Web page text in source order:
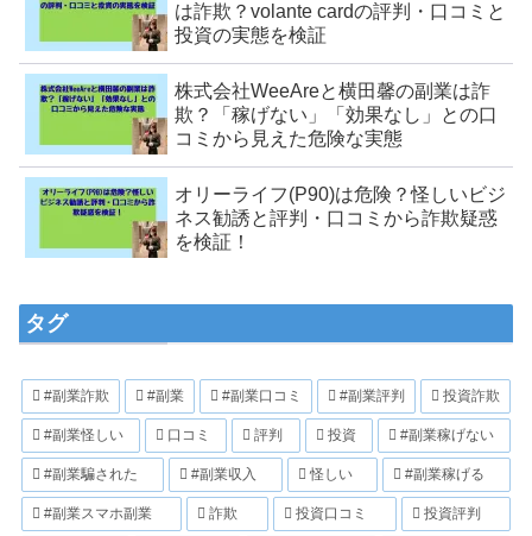
は詐欺？volante cardの評判・口コミと
投資の実態を検証
株式会社WeeAreと横田馨の副業は詐
欺？「稼げない」「効果なし」との口
コミから見えた危険な実態
オリーライフ(P90)は危険？怪しいビジ
ネス勧誘と評判・口コミから詐欺疑惑
を検証！
タグ
#副業詐欺 #副業 #副業口コミ #副業評判 投資詐欺
#副業怪しい 口コミ 評判 投資 #副業稼げない
#副業騙された #副業収入 怪しい #副業稼げる
#副業スマホ副業 詐欺 投資口コミ 投資評判